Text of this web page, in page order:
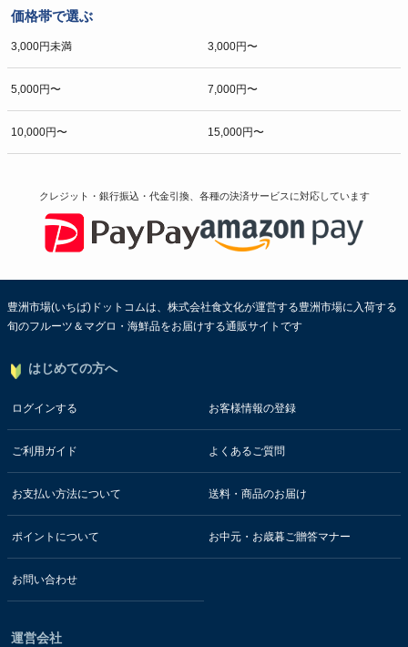
価格帯で選ぶ
3,000円未満 3,000円〜
5,000円〜 7,000円〜
10,000円〜 15,000円〜
クレジット・銀行振込・代金引換、各種の決済サービスに対応しています
豊洲市場(いちば)ドットコムは、株式会社食文化が運営する豊洲市場に入荷する
旬のフルーツ＆マグロ・海鮮品をお届けする通販サイトです
はじめての方へ
ログインする お客様情報の登録
ご利用ガイド よくあるご質問
お支払い方法について 送料・商品のお届け
ポイントについて お中元・お歳暮ご贈答マナー
お問い合わせ
運営会社